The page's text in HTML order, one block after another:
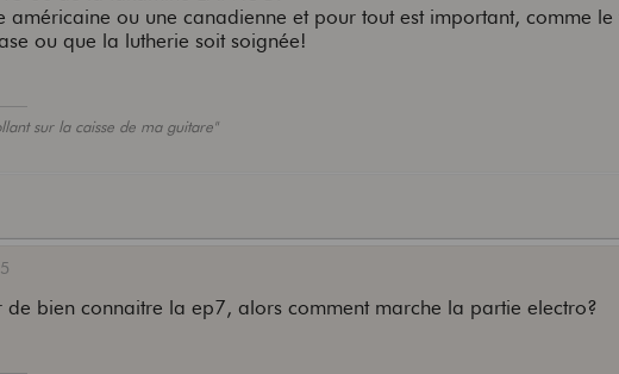
américaine ou une canadienne et pour tout est important, comme
ou que la lutherie soit soignée!
sur la caisse de ma guitare"
de bien connaitre la ep7, alors comment marche la partie electro?